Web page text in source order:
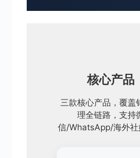
核心产品
三款核心产品，覆盖
理全链路，支持
信/WhatsApp/海外社